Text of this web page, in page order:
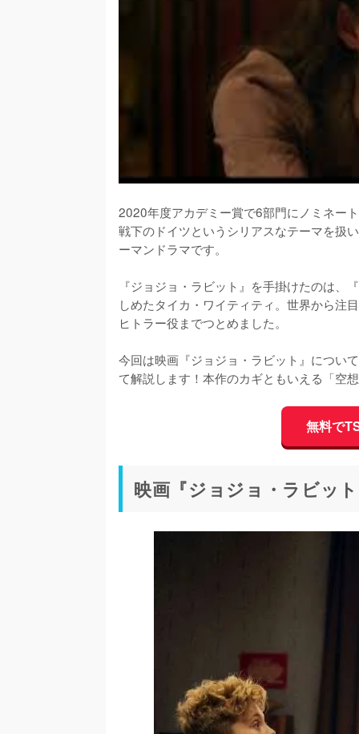
2020年度アカデミー賞で6部門にノミネー
戦下のドイツというシリアスなテーマを扱
ーマンドラマです。
『ジョジョ・ラビット』を手掛けたのは
しめたタイカ・ワイティティ。世界から注
ヒトラー役までつとめました。
今回は映画『ジョジョ・ラビット』につい
て解説します！本作のカギともいえる「空
無料で
映画『ジョジョ・ラビッ